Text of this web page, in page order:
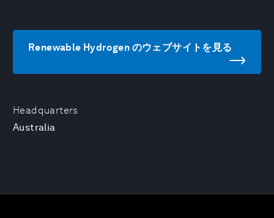
Headquarters
Australia
Renewable Hydrogen のウェブサイトを見る